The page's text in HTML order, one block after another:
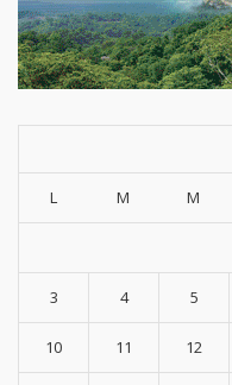
L M M
3 4 5
10 11 12